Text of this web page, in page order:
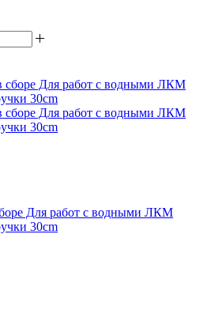
Для работ с водными ЛКМ
30cm